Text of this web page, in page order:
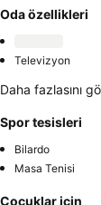
Oda özellikleri
Televizyon
Daha fazlasını
Spor tesisleri
Bilardo
Masa Tenisi
Çocuklar için